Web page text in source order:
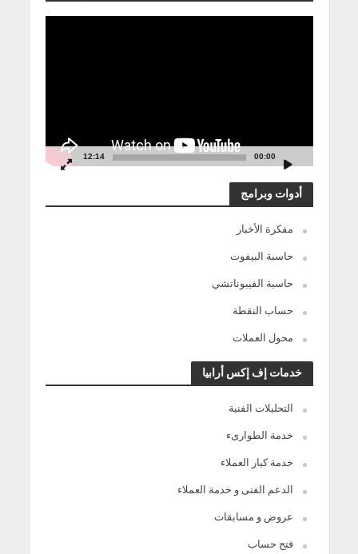
00:00
12:14
أدوات وبرامج
مفكرة الأخبار
حاسبة البيفوت
حاسبة الفيبوناتشي
حساب النقطة
محول العملات
خدمات إف إكس أرابيا
التحليلات الفنية
خدمة الطوارىء
خدمة كبار العملاء
الدعم الفنى و خدمة العملاء
عروض و مسابقات
فتح حساب